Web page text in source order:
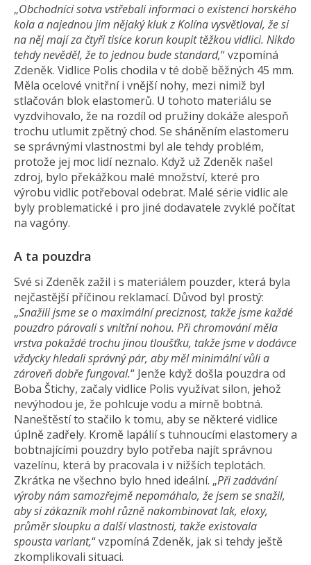
„Obchodníci sotva vstřebali informaci o existenci horského
kola a najednou jim nějaký kluk z Kolína vysvětloval, že si
na něj mají za čtyři tisíce korun koupit těžkou vidlici. Nikdo
tehdy nevěděl, že to jednoubude standard,“ vzpomíná
Zdeněk. Vidlice Polis chodila v té době běžných 45 mm.
Měla ocelové vnitřní i vnější nohy, mezi nimiž byl
stlačován blok elastomerů. U tohoto materiálu se
vyzdvihovalo, že na rozdíl od pružiny dokáže alespoň
trochu utlumit zpětný chod. Se sháněním elastomeru
se správnými vlastnostmi byl ale tehdy problém,
protože jej moc lidí neznalo. Když už Zdeněk našel
zdroj, bylo překážkou malé množství, které pro
výrobu vidlic potřeboval odebrat. Malé série vidlic ale
byly problematické i pro jiné dodavatele zvyklé počítat
na vagóny.
A ta pouzdra
Své si Zdeněk zažil i s materiálem pouzder, která byla
nejčastější příčinou reklamací. Důvod byl prostý:
„Snažili jsme se o maximální preciznost, takže jsme každé
pouzdro párovali s vnitřní nohou. Při chromování měla
vrstva pokaždé trochu jinou tloušťku, takže jsme v dodávce
vždycky hledali správný pár, aby měl minimální vůli a
zároveňdobře fungoval.“ Jenže když došla pouzdra od
Boba Štichy, začaly vidlice Polis využívat silon, jehož
nevýhodou je, že pohlcuje vodu a mírně bobtná.
Naneštěstí to stačilo k tomu, aby se některé vidlice
úplně zadřely. Kromě lapálií s tuhnoucími elastomery a
bobtnajícími pouzdry bylo potřeba najít správnou
vazelínu, která by pracovala i v nižších teplotách.
Zkrátka ne všechno bylo hned ideální. „Při zadávání
výroby nám samozřejmě nepomáhalo, že jsem se snažil,
aby si zákazník mohl různě nakombinovat lak, eloxy,
průměr sloupku a další vlastnosti, takže existovala
spousta variant,“ vzpomíná Zdeněk, jak si tehdy ještě
zkomplikovali situaci.